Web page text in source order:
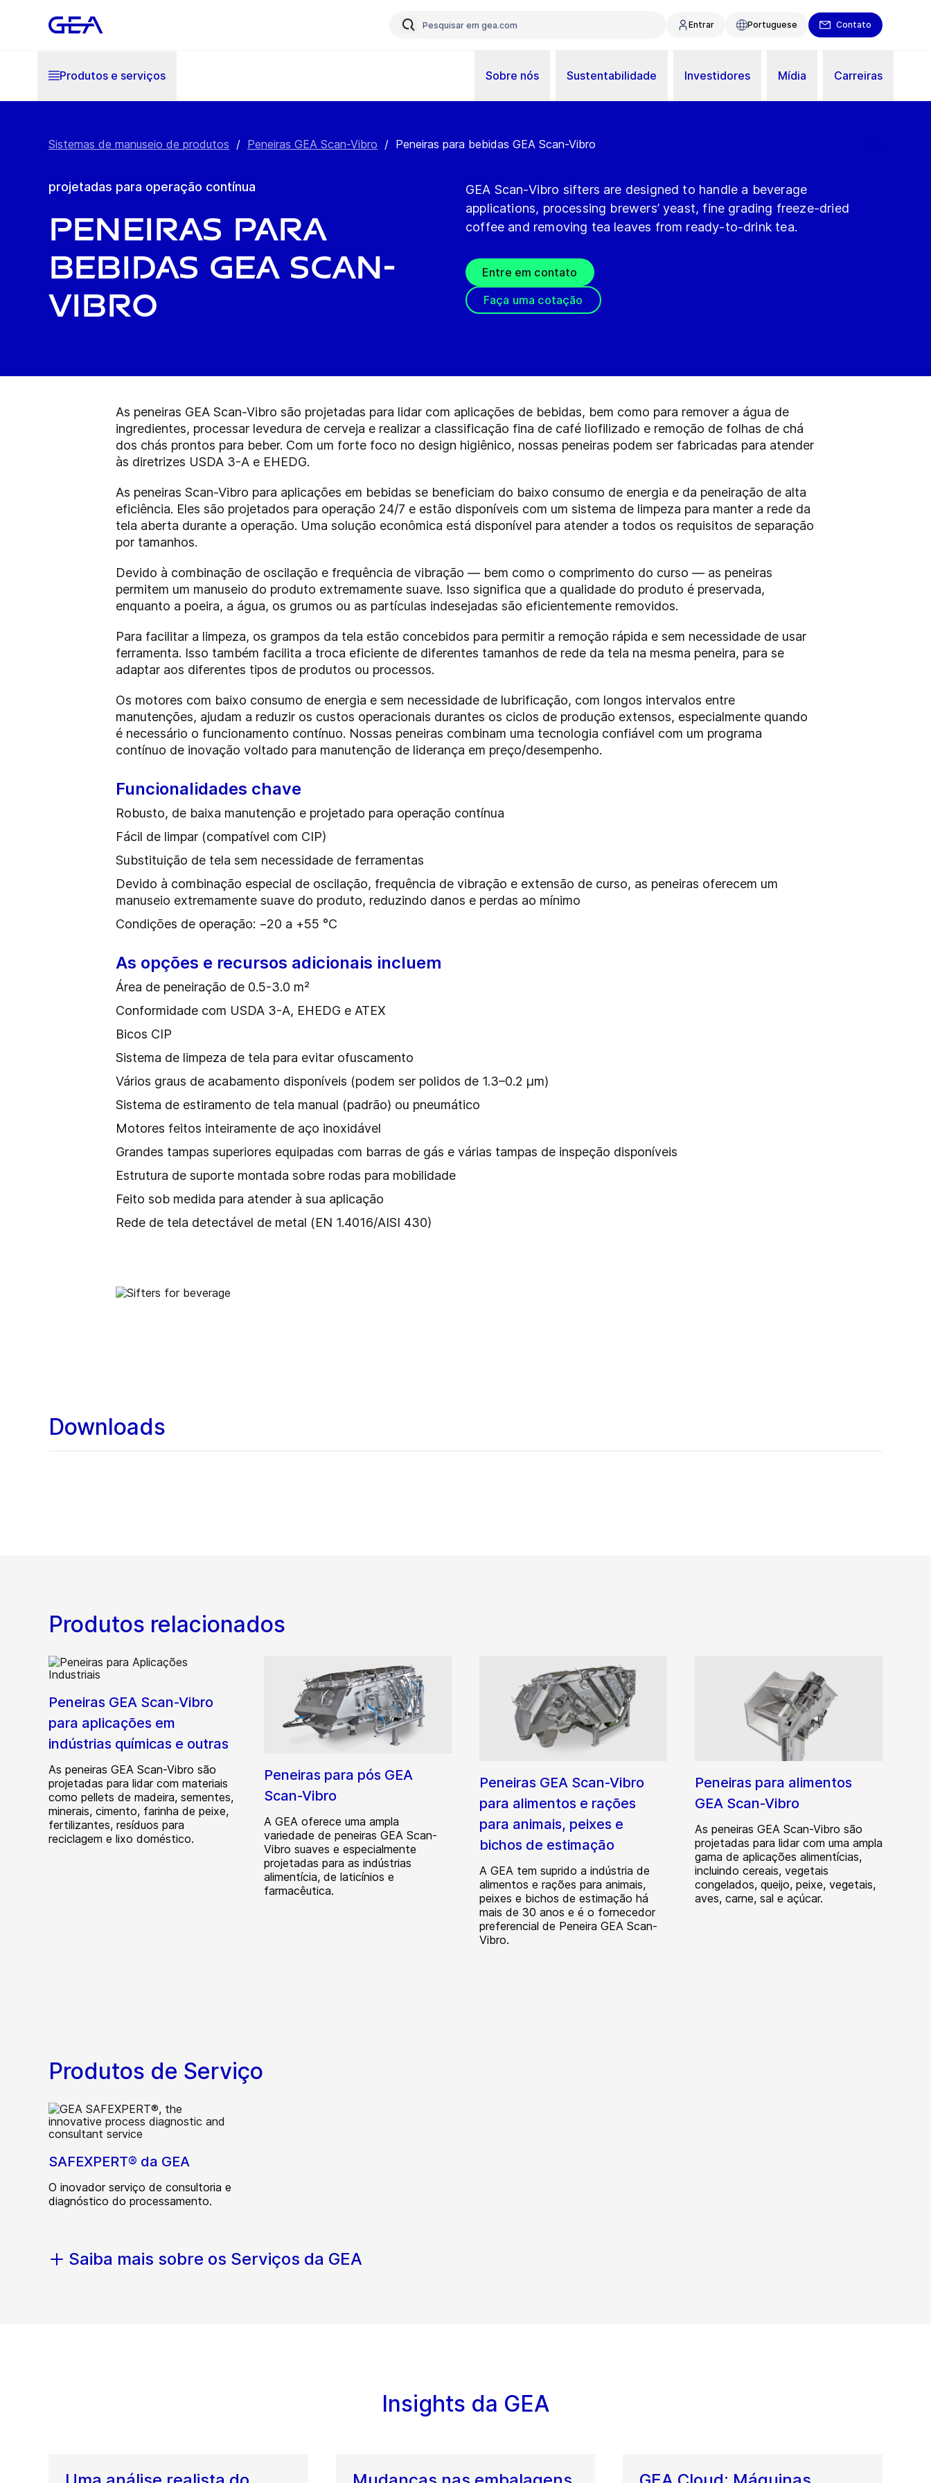
Entrar Portuguese Contato
Produtos e serviços Sobre nós Sustentabilidade Investidores Mídia Carreiras
Sistemas de manuseio de produtos / Peneiras GEA Scan-Vibro / Peneiras para bebidas GEA Scan-Vibro
projetadas para operação contínua
Peneiras para
bebidas GEA Scan-
Vibro
GEA Scan-Vibro sifters are designed to handle a beverage
applications, processing brewers’ yeast, fine grading freeze-dried
coffee and removing tea leaves from ready-to-drink tea.
Entre em contato
Faça uma cotação
As peneiras GEA Scan-Vibro são projetadas para lidar com aplicações de bebidas, bem como para remover a água de
ingredientes, processar levedura de cerveja e realizar a classificação fina de café liofilizado e remoção de folhas de chá
dos chás prontos para beber. Com um forte foco no design higiênico, nossas peneiras podem ser fabricadas para atender
às diretrizes USDA 3-A e EHEDG.
As peneiras Scan-Vibro para aplicações em bebidas se beneficiam do baixo consumo de energia e da peneiração de alta
eficiência. Eles são projetados para operação 24/7 e estão disponíveis com um sistema de limpeza para manter a rede da
tela aberta durante a operação. Uma solução econômica está disponível para atender a todos os requisitos de separação
por tamanhos.
Devido à combinação de oscilação e frequência de vibração — bem como o comprimento do curso — as peneiras
permitem um manuseio do produto extremamente suave. Isso significa que a qualidade do produto é preservada,
enquanto a poeira, a água, os grumos ou as partículas indesejadas são eficientemente removidos.
Para facilitar a limpeza, os grampos da tela estão concebidos para permitir a remoção rápida e sem necessidade de usar
ferramenta. Isso também facilita a troca eficiente de diferentes tamanhos de rede da tela na mesma peneira, para se
adaptar aos diferentes tipos de produtos ou processos.
Os motores com baixo consumo de energia e sem necessidade de lubrificação, com longos intervalos entre
manutenções, ajudam a reduzir os custos operacionais durantes os ciclos de produção extensos, especialmente quando
é necessário o funcionamento contínuo. Nossas peneiras combinam uma tecnologia confiável com um programa
contínuo de inovação voltado para manutenção de liderança em preço/desempenho.
Funcionalidades chave
Robusto, de baixa manutenção e projetado para operação contínua
Fácil de limpar (compatível com CIP)
Substituição de tela sem necessidade de ferramentas
Devido à combinação especial de oscilação, frequência de vibração e extensão de curso, as peneiras oferecem um
manuseio extremamente suave do produto, reduzindo danos e perdas ao mínimo
Condições de operação: −20 a +55 °C
As opções e recursos adicionais incluem
Área de peneiração de 0.5-3.0 m²
Conformidade com USDA 3-A, EHEDG e ATEX
Bicos CIP
Sistema de limpeza de tela para evitar ofuscamento
Vários graus de acabamento disponíveis (podem ser polidos de 1.3–0.2 µm)
Sistema de estiramento de tela manual (padrão) ou pneumático
Motores feitos inteiramente de aço inoxidável
Grandes tampas superiores equipadas com barras de gás e várias tampas de inspeção disponíveis
Estrutura de suporte montada sobre rodas para mobilidade
Feito sob medida para atender à sua aplicação
Rede de tela detectável de metal (EN 1.4016/AISI 430)
Downloads
Produtos relacionados
Peneiras GEA Scan-Vibro
para aplicações em
indústrias químicas e outras
As peneiras GEA Scan-Vibro são
projetadas para lidar com materiais
como pellets de madeira, sementes,
minerais, cimento, farinha de peixe,
fertilizantes, resíduos para
reciclagem e lixo doméstico.
Peneiras para pós GEA
Scan-Vibro
A GEA oferece uma ampla
variedade de peneiras GEA Scan-
Vibro suaves e especialmente
projetadas para as indústrias
alimentícia, de laticínios e
farmacêutica.
Peneiras GEA Scan-Vibro
para alimentos e rações
para animais, peixes e
bichos de estimação
A GEA tem suprido a indústria de
alimentos e rações para animais,
peixes e bichos de estimação há
mais de 30 anos e é o fornecedor
preferencial de Peneira GEA Scan-
Vibro.
Peneiras para alimentos
GEA Scan-Vibro
As peneiras GEA Scan-Vibro são
projetadas para lidar com uma ampla
gama de aplicações alimentícias,
incluindo cereais, vegetais
congelados, queijo, peixe, vegetais,
aves, carne, sal e açúcar.
Produtos de Serviço
SAFEXPERT® da GEA
O inovador serviço de consultoria e
diagnóstico do processamento.
Saiba mais sobre os Serviços da GEA
Insights da GEA